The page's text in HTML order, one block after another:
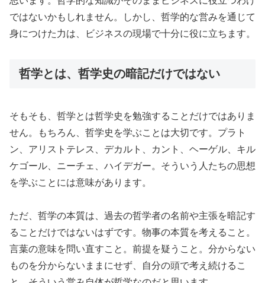
ではないかもしれません。しかし、哲学的な営みを通じて
身につけた力は、ビジネスの現場で十分に役に立ちます。
哲学とは、哲学史の暗記だけではない
そもそも、哲学とは哲学史を勉強することだけではありま
せん。もちろん、哲学史を学ぶことは大切です。プラト
ン、アリストテレス、デカルト、カント、ヘーゲル、キル
ケゴール、ニーチェ、ハイデガー。そういう人たちの思想
を学ぶことには意味があります。
ただ、哲学の本質は、過去の哲学者の名前や主張を暗記す
ることだけではないはずです。物事の本質を考えること。
言葉の意味を問い直すこと。前提を疑うこと。分からない
ものを分からないままにせず、自分の頭で考え続けるこ